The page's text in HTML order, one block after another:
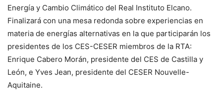
Energía y Cambio Climático del Real Instituto Elcano.
Finalizará con una mesa redonda sobre experiencias en
materia de energías alternativas en la que participarán los
presidentes de los CES-CESER miembros de la RTA:
Enrique Cabero Morán, presidente del CES de Castilla y
León, e Yves Jean, presidente del CESER Nouvelle-
Aquitaine.